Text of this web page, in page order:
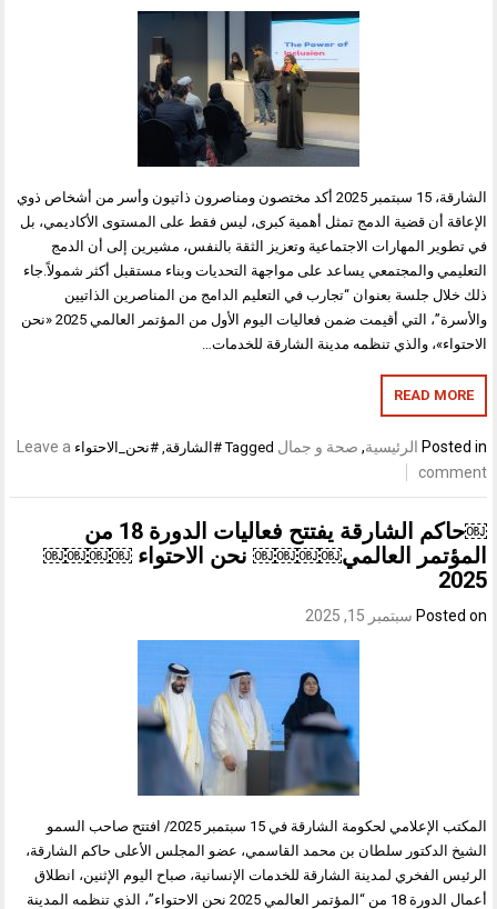
الشارقة، 15 سبتمبر 2025 أكد مختصون ومناصرون ذاتيون وأسر من أشخاص ذوي
الإعاقة أن قضية الدمج تمثل أهمية كبرى، ليس فقط على المستوى الأكاديمي، بل
في تطوير المهارات الاجتماعية وتعزيز الثقة بالنفس، مشيرين إلى أن الدمج
التعليمي والمجتمعي يساعد على مواجهة التحديات وبناء مستقبل أكثر شمولاً.جاء
ذلك خلال جلسة بعنوان “تجارب في التعليم الدامج من المناصرين الذاتيين
والأسرة”، التي أقيمت ضمن فعاليات اليوم الأول من المؤتمر العالمي 2025 «نحن
الاحتواء»، والذي تنظمه مدينة الشارقة للخدمات…
READ MORE
Posted in الرئيسية, صحة و جمال Tagged #الشارقة ,#نحن_الاحتواء Leave a
comment
￼حاكم الشارقة يفتتح فعاليات الدورة 18 من
المؤتمر العالمي￼￼￼￼ نحن الاحتواء ￼￼￼￼
2025
Posted on سبتمبر 15, 2025
المكتب الإعلامي لحكومة الشارقة في 15 سبتمبر 2025/ افتتح صاحب السمو
الشيخ الدكتور سلطان بن محمد القاسمي، عضو المجلس الأعلى حاكم الشارقة،
الرئيس الفخري لمدينة الشارقة للخدمات الإنسانية، صباح اليوم الإثنين، انطلاق
أعمال الدورة 18 من “المؤتمر العالمي 2025 نحن الاحتواء”، الذي تنظمه المدينة